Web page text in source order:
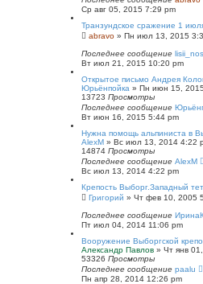
Ср авг 05, 2015 7:29 pm
Транзундское сражение 1
abravo » Пн июл 13, 2015
Последнее сообщение lisii_nos
Вт июл 21, 2015 10:20 pm
Открытое письмо Андрея
Юрьёнпойка » Пн июн 15,
13723 Просмотры
Последнее сообщение
Вт июн 16, 2015 5:44 pm
Нужна помощь альпиниста в
AlexM » Вс июл 13, 2014 4:22
14874 Просмотры
Последнее сообщение AlexM
Вс июл 13, 2014 4:22 pm
Крепость Выборг.Западный
Григорий » Чт фев 10, 2005
Последнее сообщение
Пт июл 04, 2014 11:06 pm
Вооружение Выборгской
Александр Павлов » Чт янв
53326 Просмотры
Последнее сообщение paalu
Пн апр 28, 2014 12:26 pm